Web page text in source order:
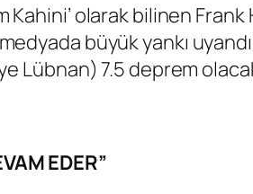
Kahini’ olarak bilinen
büyük yankı
Lübnan) 7.5 deprem
EDER”